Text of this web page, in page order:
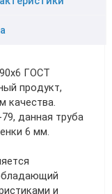
ГОСТ
продукт,
качества.
данная труба
6 мм.
и